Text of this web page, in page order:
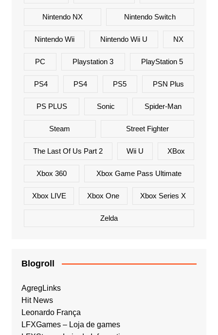
Nintendo NX Nintendo Switch
Nintendo Wii Nintendo Wii U NX
PC Playstation 3 PlayStation 5
PS4 PS4 PS5 PSN Plus
PS PLUS Sonic Spider-Man
Steam Street Fighter
The Last Of Us Part 2 Wii U XBox
Xbox 360 Xbox Game Pass Ultimate
Xbox LIVE Xbox One Xbox Series X
Zelda
Blogroll
AgregLinks
Hit News
Leonardo França
LFXGames – Loja de games